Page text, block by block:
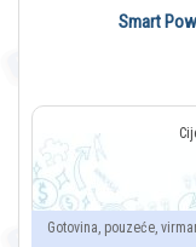
Smart
Gotovina, pouzeće,